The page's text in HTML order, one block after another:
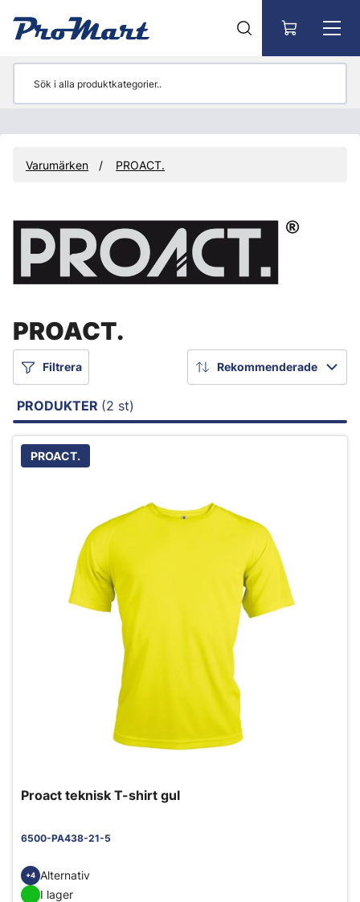
Varumärken PROACT.
PROACT.
Filtrera Rekommenderade
PRODUKTER (2 st)
PROACT.
Proact teknisk T-shirt gul
6500-PA438-21-5
+4 Alternativ
I lager